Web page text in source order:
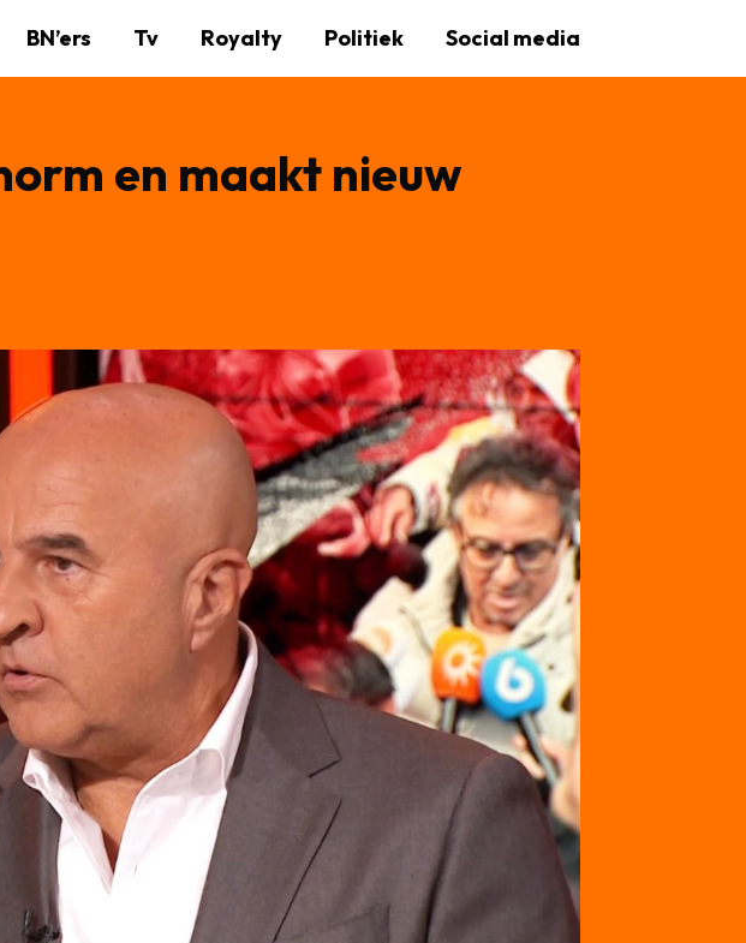
BN’ers Tv Royalty Politiek Social media
en maakt nieuw